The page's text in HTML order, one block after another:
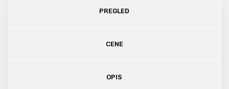
PREGLED
CENE
OPIS